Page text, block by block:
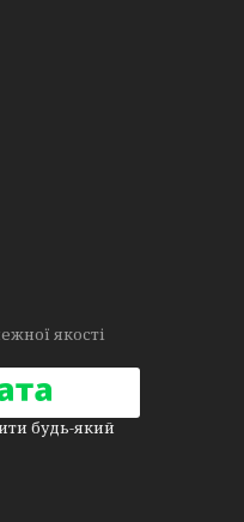
якості
будь-який